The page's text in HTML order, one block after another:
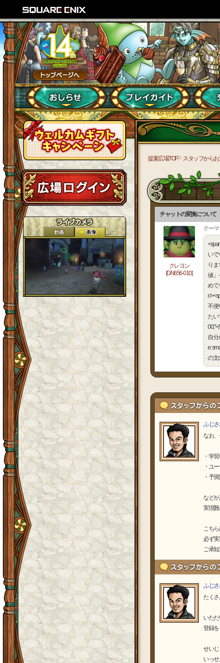
提案広場TOP スタッフから
チャットの変換について
クレヨン
[GN656-010]
テー
いで
りま
値」
めて
r /
不便
たい
自分
e:
の文
ふじ
なお
・学
・ユ
・予
など
実現
こち
必ず
ご承
ふじ
たくさ
いた
登録
せい
いっ